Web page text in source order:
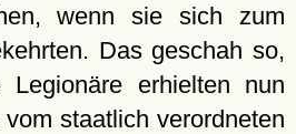
wenn sie sich zum
Das geschah so,
Legionäre erhielten nun
staatlich verordneten